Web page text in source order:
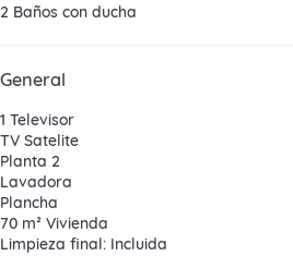
2 Baños con ducha
General
1 Televisor
TV Satelite
Planta 2
Lavadora
Plancha
70 m² Vivienda
Limpieza final: Incluida